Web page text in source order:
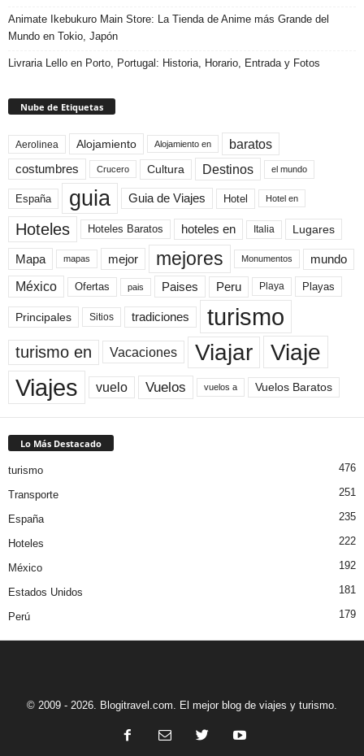
Animate Ikebukuro Main Store: La Tienda de Anime más Grande del
Mundo en Tokio, Japón
Livraria Lello en Porto, Portugal: Historia, Horario, Entrada y Fotos
Nube de Etiquetas
Aerolinea Alojamiento Alojamiento en baratos
costumbres Crucero Cultura Destinos el mundo
España guia Guia de Viajes Hotel Hotel en
Hoteles Hoteles Baratos hoteles en Italia Lugares
Mapa mapas mejor mejores Monumentos mundo
México Ofertas pais Paises Peru Playa Playas
Principales Sitios tradiciones turismo
turismo en Vacaciones Viajar Viaje
Viajes vuelo Vuelos vuelos a Vuelos Baratos
Lo Más Destacado
turismo 476
Transporte 251
España 235
Hoteles 222
México 192
Estados Unidos 181
Perú 179
© 2009 - 2026. Blogitravel.com. El mejor blog de viajes y turismo.